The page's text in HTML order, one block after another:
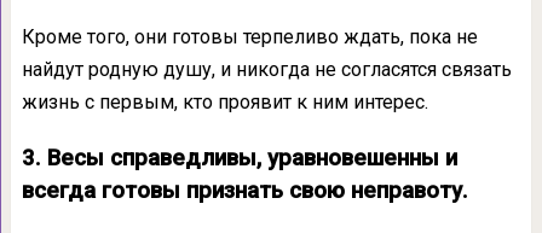
Кроме того, они готовы терпеливо ждать, пока не
найдут родную душу, и никогда не согласятся связать
жизнь с первым, кто проявит к ним интерес.
3. Весы справедливы, уравновешенны и
всегда готовы признать свою неправоту.